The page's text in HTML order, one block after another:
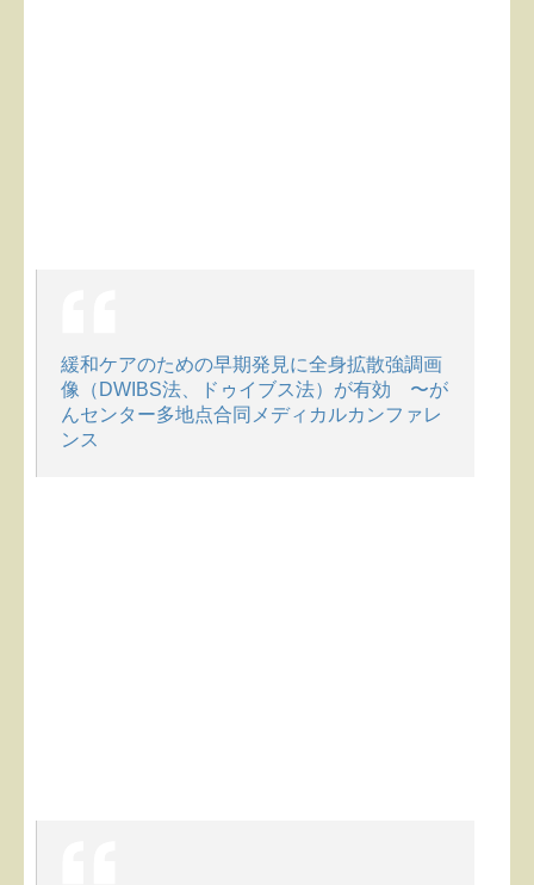
緩和ケアのための早期発見に全身拡散強調画
像（DWIBS法、ドゥイブス法）が有効 〜が
んセンター多地点合同メディカルカンファレ
ンス